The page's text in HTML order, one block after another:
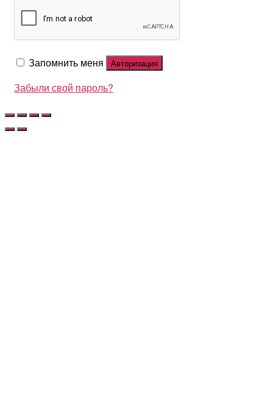
Запомнить меня Авторизация
Забыли свой пароль?